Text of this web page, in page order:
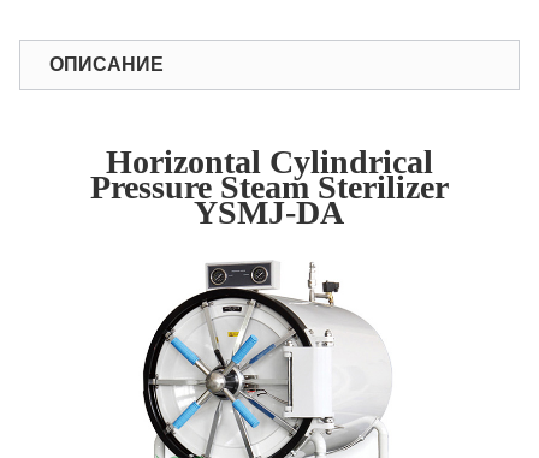
ОПИСАНИЕ
Horizontal Cylindrical
Pressure Steam Sterilizer
YSMJ-DA